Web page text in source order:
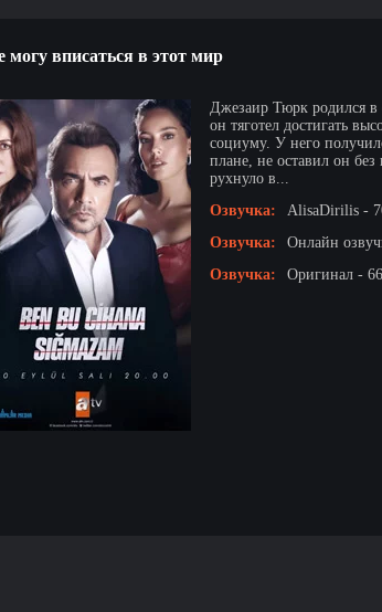
могу вписаться в этот мир
Джезаир Тюрк родился в
он тяготел достигать
социуму. У него
плане, не оставил он
рухнуло в...
Озвучка:
AlisaDirilis -
Озвучка:
Онлайн
Озвучка:
Оригинал -